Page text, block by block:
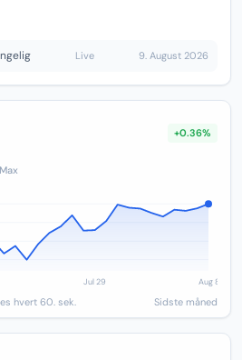
Live 9. August 2026
+0.36%
Max
hvert 60. sek. Sidste måned